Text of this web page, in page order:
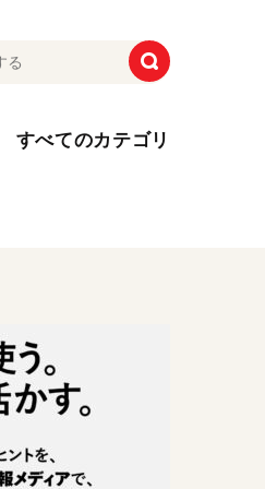
すべてのカテゴリ